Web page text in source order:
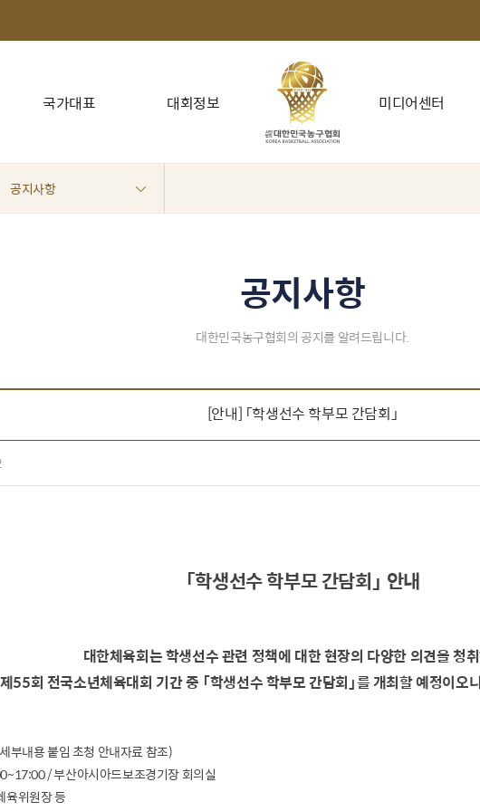
국가대표 대회정보 미디어센터
공지사항
공지사항
대한민국농구협회의 공지를 알려드립니다.
[안내] 「학생선수 학부모 간담회」
「학생선수 학부모 간담회」 안내
대한체육회는 학생선수 관련 정책에 대한 현장의 다양한 의견을 청
제55회 전국소년체육대회 기간 중 「학생선수 학부모 간담회」를 개최할 예정이오
부내용 붙임 초청 안내자료 참조)
/ 부산아시아드보조경기장 회의실
육위원장 등